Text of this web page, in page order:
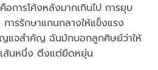
ารโค้งหลังมากเกินไป การยุบ
ารรักษาแกนกลางให้แข็งแรง
ญแจสำคัญ ฉันมักบอกลูกศิษย์ว่าให้
เส้นหนึ่ง ตึงแต่ยืดหยุ่น